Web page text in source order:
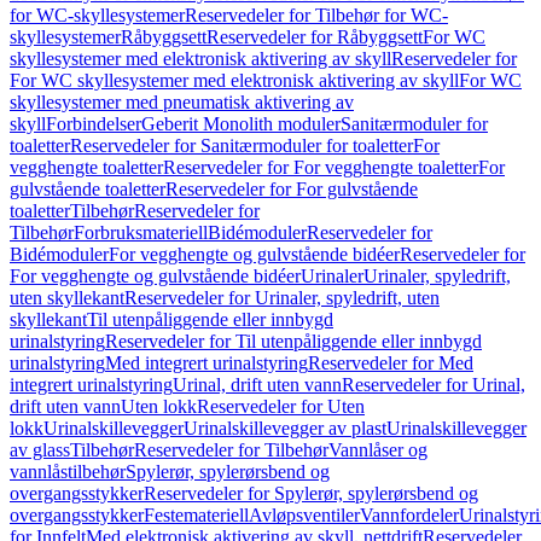
for WC-skyllesystemerReservedeler for Tilbehør for WC-
skyllesystemerRåbyggsettReservedeler for RåbyggsettFor WC
skyllesystemer med elektronisk aktivering av skyllReservedeler for
For WC skyllesystemer med elektronisk aktivering av skyllFor WC
skyllesystemer med pneumatisk aktivering av
skyllForbindelserGeberit Monolith modulerSanitærmoduler for
toaletterReservedeler for Sanitærmoduler for toaletterFor
vegghengte toaletterReservedeler for For vegghengte toaletterFor
gulvstående toaletterReservedeler for For gulvstående
toaletterTilbehørReservedeler for
TilbehørForbruksmateriellBidémodulerReservedeler for
BidémodulerFor vegghengte og gulvstående bidéerReservedeler for
For vegghengte og gulvstående bidéerUrinalerUrinaler, spyledrift,
uten skyllekantReservedeler for Urinaler, spyledrift, uten
skyllekantTil utenpåliggende eller innbygd
urinalstyringReservedeler for Til utenpåliggende eller innbygd
urinalstyringMed integrert urinalstyringReservedeler for Med
integrert urinalstyringUrinal, drift uten vannReservedeler for Urinal,
drift uten vannUten lokkReservedeler for Uten
lokkUrinalskilleveggerUrinalskillevegger av plastUrinalskillevegger
av glassTilbehørReservedeler for TilbehørVannlåser og
vannlåstilbehørSpylerør, spylerørsbend og
overgangsstykkerReservedeler for Spylerør, spylerørsbend og
overgangsstykkerFestemateriellAvløpsventilerVannfordeler
for InnfeltMed elektronisk aktivering av skyll, nettdriftReservedeler